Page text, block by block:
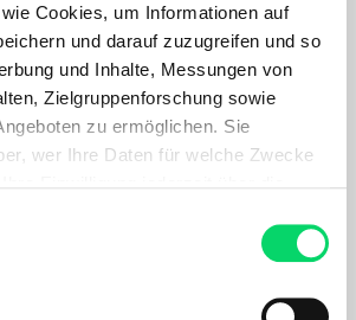
Cookies, um Informationen auf
und darauf zuzugreifen und so
und Inhalte, Messungen von
Zielgruppenforschung sowie
zu ermöglichen. Sie
wer Ihre Daten für welche Zwecke
oder widerrufen